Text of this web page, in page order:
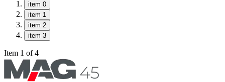
item 0
item 1
item 2
item 3
Item 1 of 4